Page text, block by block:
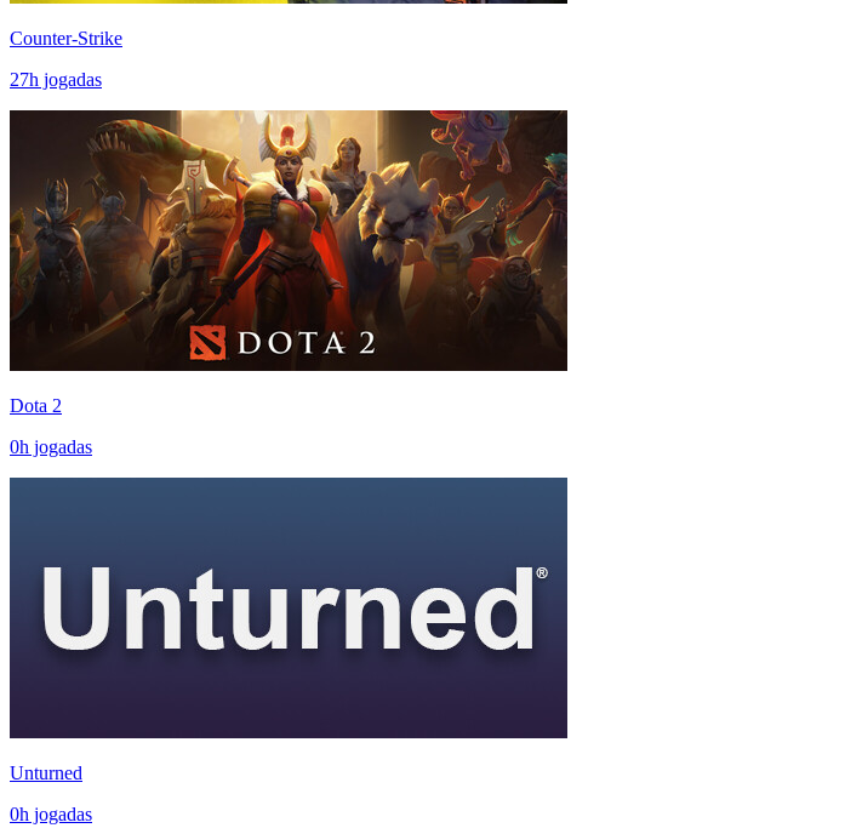
Counter-Strike
27h jogadas
Dota 2
0h jogadas
Unturned
0h jogadas